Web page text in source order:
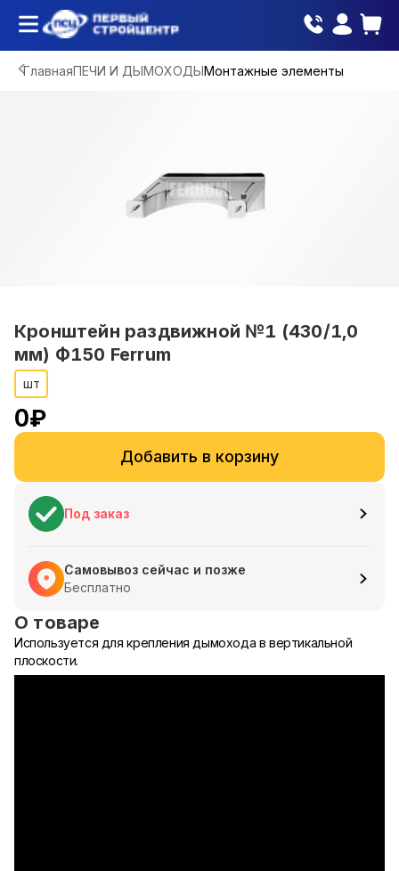
ГлавнаяПЕЧИ И ДЫМОХОДЫМонтажные элементы
Кронштейн раздвижной №1 (430/1,0
мм) Ф150 Ferrum
шт
0₽
Добавить в корзину
Под заказ
Самовывоз сейчас и позже
Бесплатно
О товаре
Используется для крепления дымохода в вертикальной
плоскости.